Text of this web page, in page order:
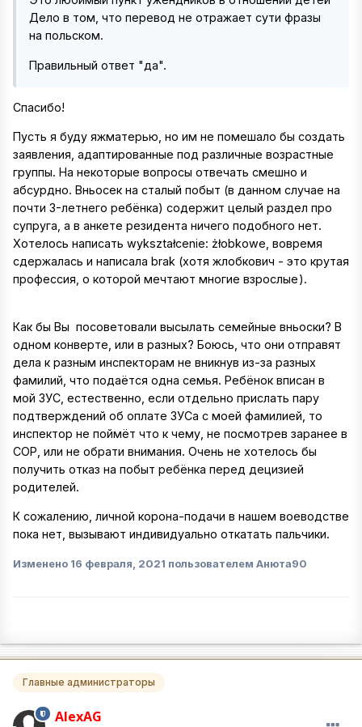
Дело в том, что перевод не отражает сути фразы
на польском.
Правильный ответ "да".
Спасибо!
Пусть я буду яжматерью, но им не помешало бы создать
заявления, адаптированные под различные возрастные
группы. На некоторые вопросы отвечать смешно и
абсурдно. Вньосек на сталый побыт (в данном случае на
почти 3-летнего ребёнка) содержит целый раздел про
супруга, а в анкете резидента ничего подобного нет.
Хотелось написать wykształcenie: żłobkowe, вовремя
сдержалась и написала brak (хотя жлобкович - это крутая
профессия, о которой мечтают многие взрослые).
Как бы Вы посоветовали высылать семейные вньоски? В
одном конверте, или в разных? Боюсь, что они отправят
дела к разным инспекторам не вникнув из-за разных
фамилий, что подаётся одна семья. Ребёнок вписан в
мой ЗУС, естественно, если отдельно прислать пару
подтверждений об оплате ЗУСа с моей фамилией, то
инспектор не поймёт что к чему, не посмотрев заранее в
СОР, или не обрати внимания. Очень не хотелось бы
получить отказ на побыт ребёнка перед децизией
родителей.
К сожалению, личной корона-подачи в нашем воеводстве
пока нет, вызывают индивидуально откатать пальчики.
Изменено 16 февраля, 2021 пользователем Анюта90
Главные администраторы
AlexAG